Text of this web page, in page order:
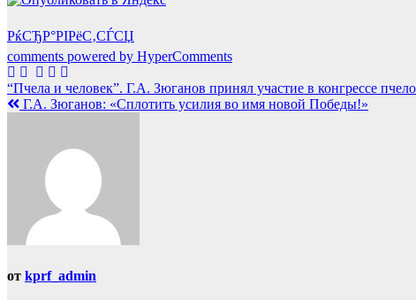
РќСЂР°РІРёС‚СЃСЏ
comments powered by HyperComments
Навигация
по
“Пчела и человек”. Г.А. Зюганов принял участие в конгрессе
Г.А. Зюганов: «Сплотить усилия во имя новой Победы!»
от kprf_admin